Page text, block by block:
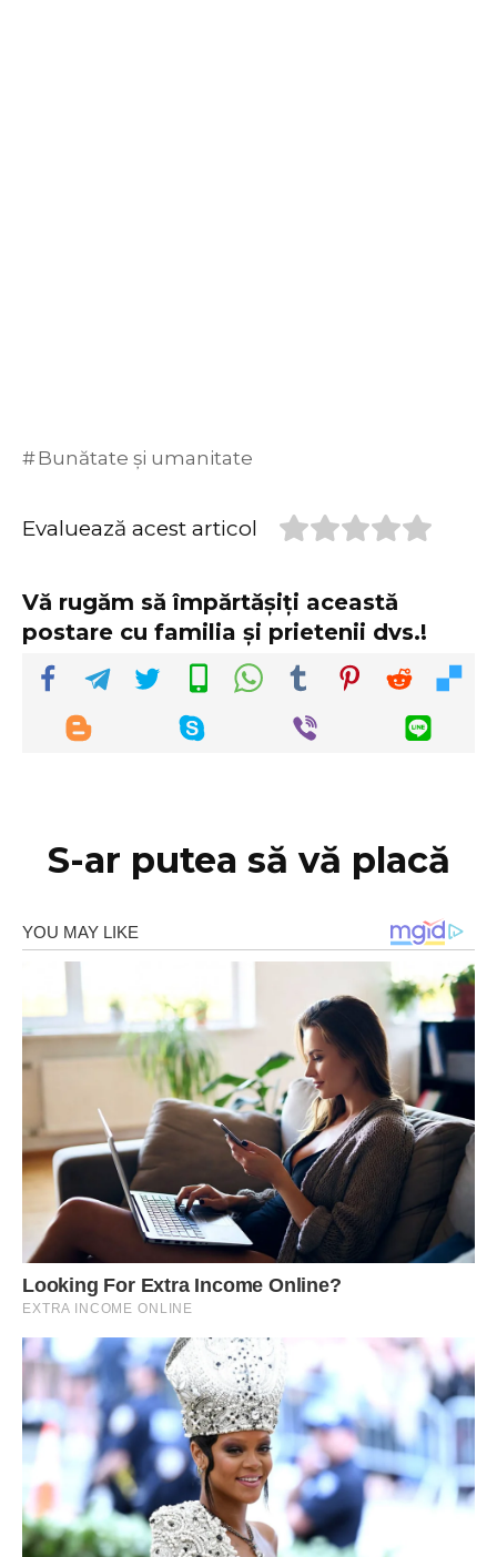
Bunătate și umanitate
Evaluează acest articol
Vă rugăm să împărtășiți această
postare cu familia și prietenii dvs.!
S-ar putea să vă placă